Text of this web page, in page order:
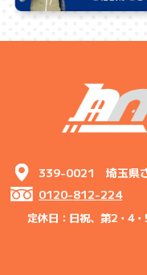
339-0021 埼玉県
0120-812-224
定休日：日祝、第2・4